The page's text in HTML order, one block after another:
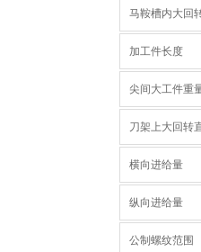
马鞍槽内大回
加工件长度
尖间大工件重
刀架上大回转
横向进给量
纵向进给量
公制螺纹范围